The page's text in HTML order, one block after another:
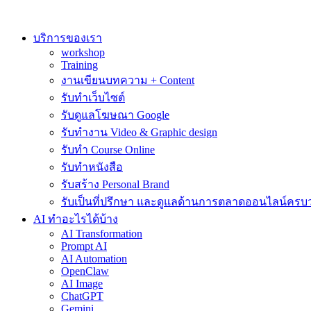
contentบริการของเรา
workshop
Training
งานเขียนบทความ + Content
รับทำเว็บไซต์
รับดูแลโฆษณา Google
รับทำงาน Video & Graphic design
รับทำ Course Online
รับทำหนังสือ
รับสร้าง Personal Brand
รับเป็นที่ปรึกษา และดูแลด้านการตลาดออนไลน์ครบ
AI ทำอะไรได้บ้าง
AI Transformation
Prompt AI
AI Automation
OpenClaw
AI Image
ChatGPT
Gemini